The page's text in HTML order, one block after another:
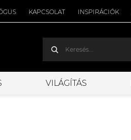
KAPCSOLAT INSPIRÁCIÓK
VILÁGÍTÁS